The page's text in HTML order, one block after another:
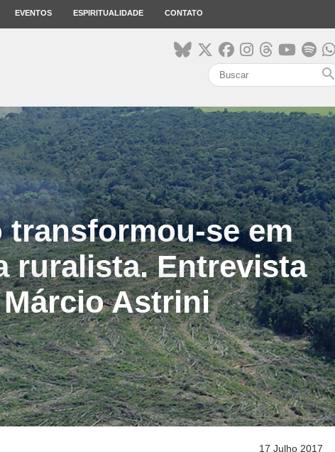
EVENTOS ESPIRITUALIDADE CONTATO
search
se em
ruralista. Entrevista
Astrini
17 Julho 2017